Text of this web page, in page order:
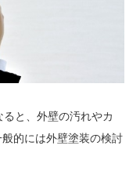
と、外壁の汚れやカ
的には外壁塗装の検討